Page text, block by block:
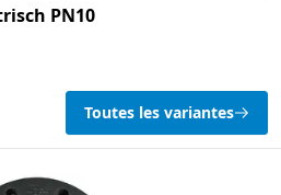
PN10
Toutes les variantes